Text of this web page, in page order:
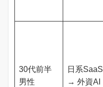
30代前半
男性
日系SaaS
→ 外資AI